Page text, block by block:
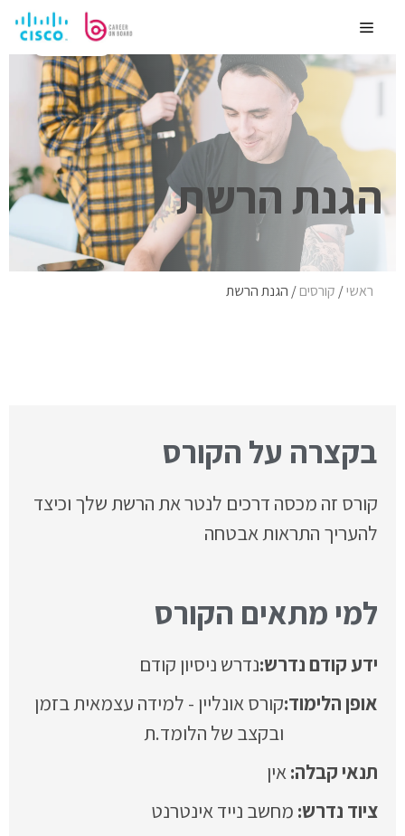
לתוכןMenu
הגנת הרשת
לימוד עצמי
ראשי/ קורסים/ הגנת הרשת
בקצרה על הקורס
קורס זה מכסה דרכים לנטר את הרשת שלך וכיצד
להעריך התראות אבטחה
למי מתאים הקורס
ידע קודם נדרש:נדרש ניסיון קודם
אופן הלימוד:קורס אונליין - למידה עצמאית בזמן
ובקצב של הלומד.ת
אין
מחשב נייד אינטרנט